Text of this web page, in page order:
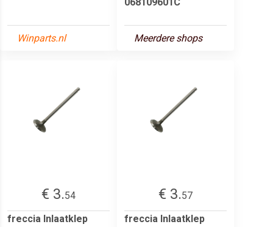
Winparts.nl Meerdere shops
€ 3.54
freccia Inlaatklep
€ 3.57
freccia Inlaatklep